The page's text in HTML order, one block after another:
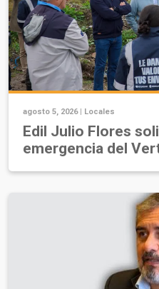
agosto 5, 2026 | Locales
Edil Julio Flores
emergencia del